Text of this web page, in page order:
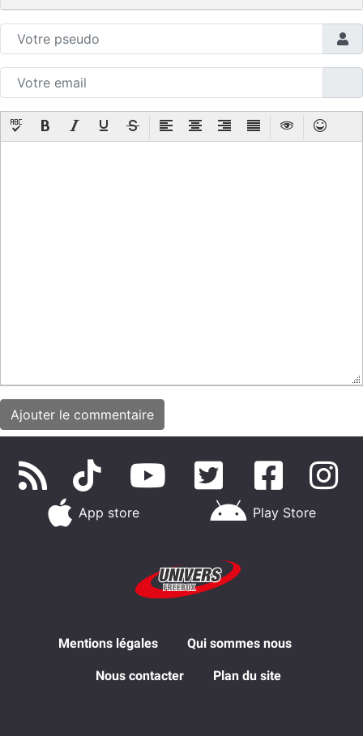
App store Play Store
Mentions légales Qui sommes nous
Nous contacter Plan du site